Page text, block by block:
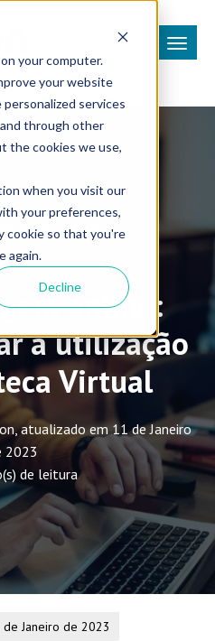
your computer.
your website
services
through other
the cookies we use,
when you visit our
your preferences,
cookie so that you're
again.
Decline
Aprendizagem
online:
a utilização
Virtual
atualizado em 11 de Janeiro
2023
de leitura
Janeiro de 2023